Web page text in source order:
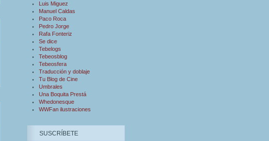
Luis Miguez
Manuel Caldas
Paco Roca
Pedro Jorge
Rafa Fonteriz
Se dice
Tebelogs
Tebeosblog
Tebeosfera
Traducción y doblaje
Tu Blog de Cine
Umbrales
Una Boquita Prestá
Whedonesque
WWFan ilustraciones
SUSCRÍBETE